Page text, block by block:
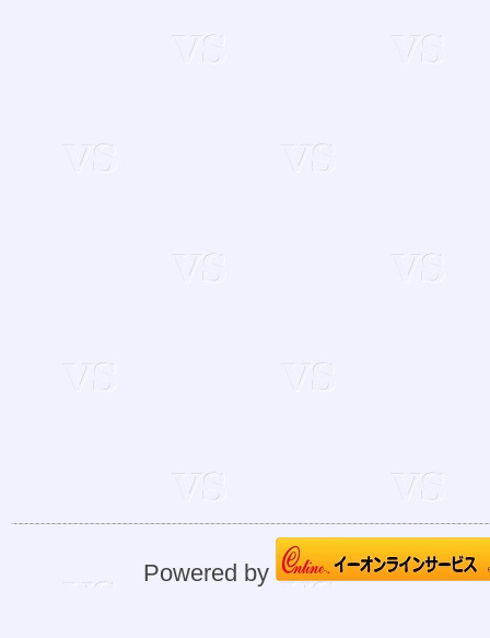
Powered by